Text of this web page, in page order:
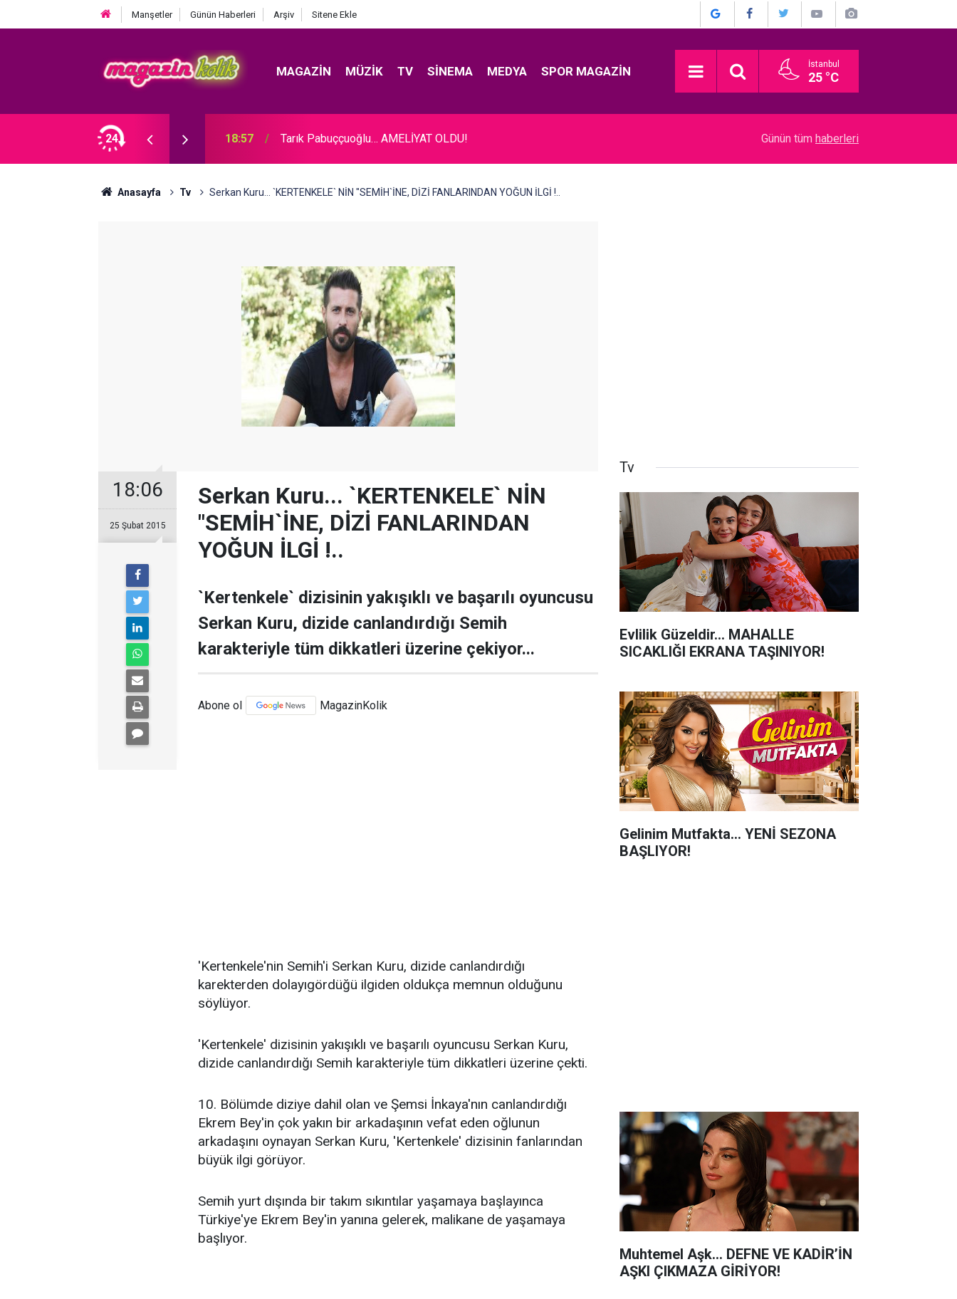
Manşetler Günün Haberleri Arşiv Sitene Ekle
MAGAZIN MÜZIK TV SINEMA MEDYA SPOR MAGAZIN İstanbul
25 °C
24
ALMANYA ÇEKİMLERİNDEN İLK
18:57 Tarık Pabuççuoğlu… AMELİYAT OLDU! Linet… MÜSLÜM GÜRSES’E VEFA!
Günün tüm haberleri
Anasayfa Tv Serkan Kuru... `KERTENKELE` NİN "SEMİH`İNE, DİZİ FANLARINDAN YOĞUN İLGİ !..
18:06
25 Şubat 2015
Serkan Kuru... `KERTENKELE` NİN
"SEMİH`İNE, DİZİ FANLARINDAN
YOĞUN İLGİ !..
`Kertenkele` dizisinin yakışıklı ve başarılı oyuncusu
Serkan Kuru, dizide canlandırdığı Semih
karakteriyle tüm dikkatleri üzerine çekiyor...
Abone ol MagazinKolik
'Kertenkele'nin Semih'i Serkan Kuru, dizide canlandırdığı
karekterden dolayıgördüğü ilgiden oldukça memnun olduğunu
söylüyor.
'Kertenkele' dizisinin yakışıklı ve başarılı oyuncusu Serkan Kuru,
dizide canlandırdığı Semih karakteriyle tüm dikkatleri üzerine çekti.
10. Bölümde diziye dahil olan ve Şemsi İnkaya'nın canlandırdığı
Ekrem Bey'in çok yakın bir arkadaşının vefat eden oğlunun
arkadaşını oynayan Serkan Kuru, 'Kertenkele' dizisinin fanlarından
büyük ilgi görüyor.
Semih yurt dışında bir takım sıkıntılar yaşamaya başlayınca
Türkiye'ye Ekrem Bey'in yanına gelerek, malikane de yaşamaya
başlıyor.
Tv
Evlilik Güzeldir... MAHALLE
SICAKLIĞI EKRANA TAŞINIYOR!
Gelinim Mutfakta... YENİ SEZONA
BAŞLIYOR!
Muhtemel Aşk... DEFNE VE KADİR’İN
AŞKI ÇIKMAZA GİRİYOR!